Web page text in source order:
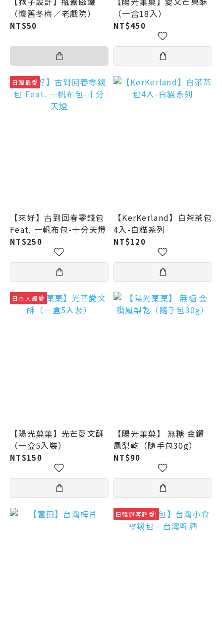
（懷舊冬梅／老戲院）
NT$50
（一盒18入）
NT$450
日韓最愛
【來好】古到回春零錢包
Feat. 一帆布包-十分天燈
NT$250
【KerKerland】白茶茶包
4入-白貓系列
NT$120
日本人最愛
【陽光菓菓】光芒愛文酥
（一盒5入裝）
NT$150
【陽光菓菓】 無糖 金鑽
鳳梨乾（隨手包30g）
NT$90
日韓遊客超愛!